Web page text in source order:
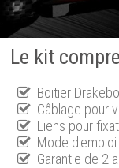
Le kit
Boitier
Câblage pour
Liens pour
Mode
Garantie de 2